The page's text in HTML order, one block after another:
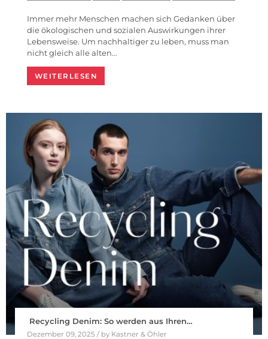
Immer mehr Menschen machen sich Gedanken über
die ökologischen und sozialen Auswirkungen ihrer
Lebensweise. Um nachhaltiger zu leben, muss man
nicht gleich alle alten…
WEITERLESEN
Recycling Denim: So werden aus Ihren…
Dezember 09, 2025 / by Kastner & Öhler